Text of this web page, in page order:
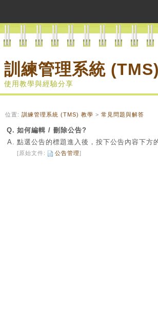
訓練管理系統
使用教學與經驗分享
位置: 訓練管理系統 (TMS) 教學 > 常見問題與解答
Q. 如何編輯 / 刪除公告?
A. 點選公告的標題進入後，按下公告內容下方
[原始文件: 公告管理]